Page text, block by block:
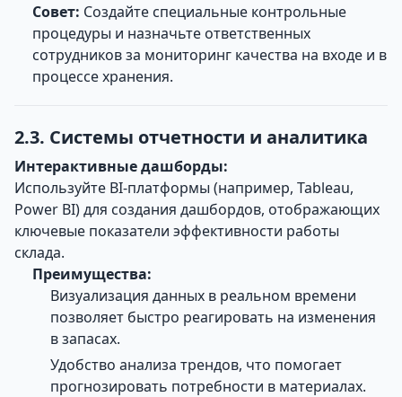
Совет: Создайте специальные контрольные
процедуры и назначьте ответственных
сотрудников за мониторинг качества на входе и в
процессе хранения.
2.3. Системы отчетности и аналитика
Интерактивные дашборды:
Используйте BI-платформы (например, Tableau,
Power BI) для создания дашбордов, отображающих
ключевые показатели эффективности работы
склада.
Преимущества:
Визуализация данных в реальном времени
позволяет быстро реагировать на изменения
в запасах.
Удобство анализа трендов, что помогает
прогнозировать потребности в материалах.